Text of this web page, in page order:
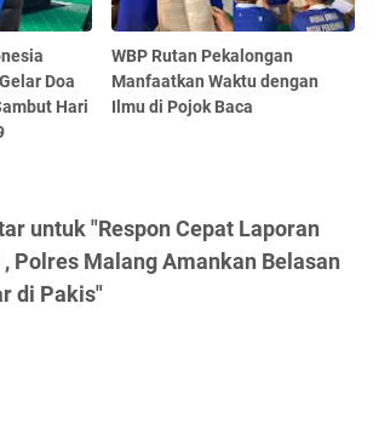
Doa
Hari
WBP Rutan Pekalongan
Manfaatkan Waktu dengan
Ilmu di Pojok Baca
untuk "Respon Cepat Laporan
Polres Malang Amankan Belasan
di Pakis"